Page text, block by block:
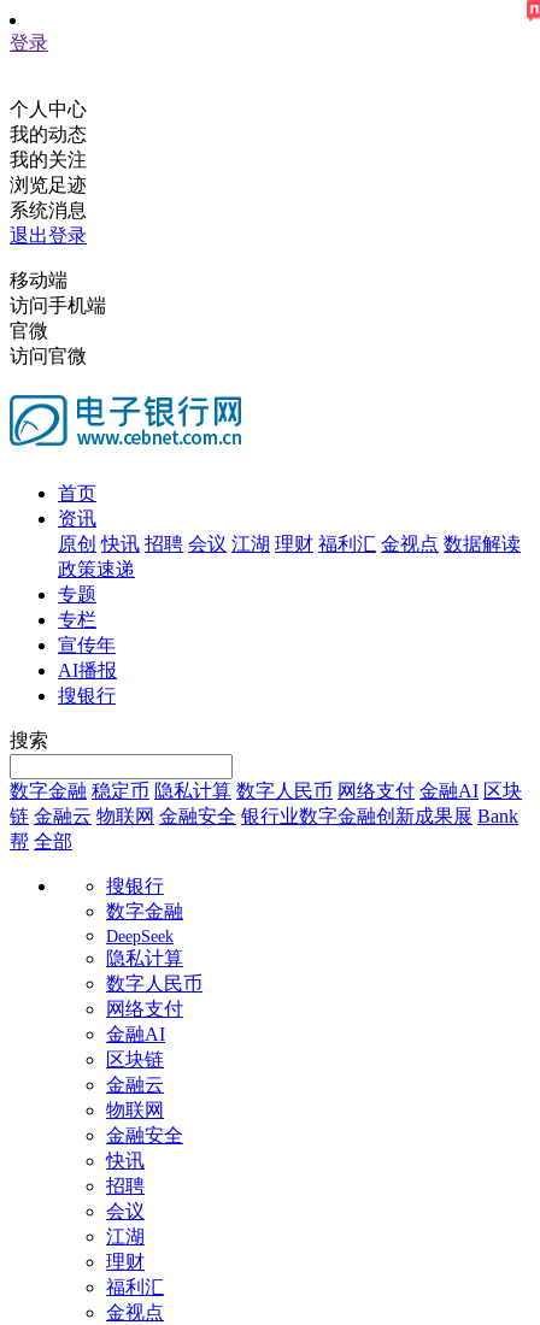
登录
个人中心
我的动态
我的关注
浏览足迹
系统消息
退出登录
移动端
访问手机端
官微
访问官微
首页
资讯
原创 快讯 招聘 会议 江湖 理财 福利汇 金视点 数据解读
政策速递
专题
专栏
宣传年
AI播报
搜银行
搜索
数字金融 稳定币 隐私计算 数字人民币 网络支付 金融AI 区块
链 金融云 物联网 金融安全 银行业数字金融创新成果展 Bank
帮 全部
搜银行
数字金融
DeepSeek
隐私计算
数字人民币
网络支付
金融AI
区块链
金融云
物联网
金融安全
快讯
招聘
会议
江湖
理财
福利汇
金视点